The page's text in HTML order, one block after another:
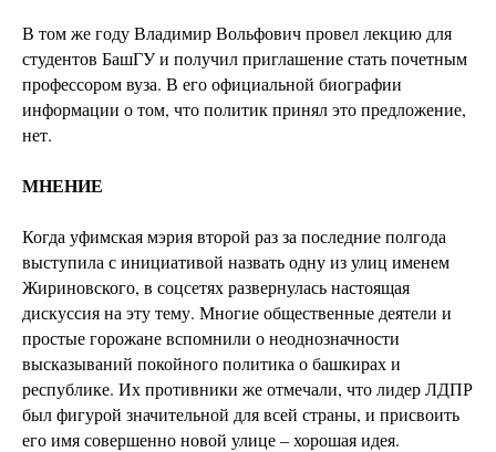
В том же году Владимир Вольфович провел лекцию для
студентов БашГУ и получил приглашение стать почетным
профессором вуза. В его официальной биографии
информации о том, что политик принял это предложение,
нет.
МНЕНИЕ
Когда уфимская мэрия второй раз за последние полгода
выступила с инициативой назвать одну из улиц именем
Жириновского, в соцсетях развернулась настоящая
дискуссия на эту тему. Многие общественные деятели и
простые горожане вспомнили о неоднозначности
высказываний покойного политика о башкирах и
республике. Их противники же отмечали, что лидер ЛДПР
был фигурой значительной для всей страны, и присвоить
его имя совершенно новой улице – хорошая идея.